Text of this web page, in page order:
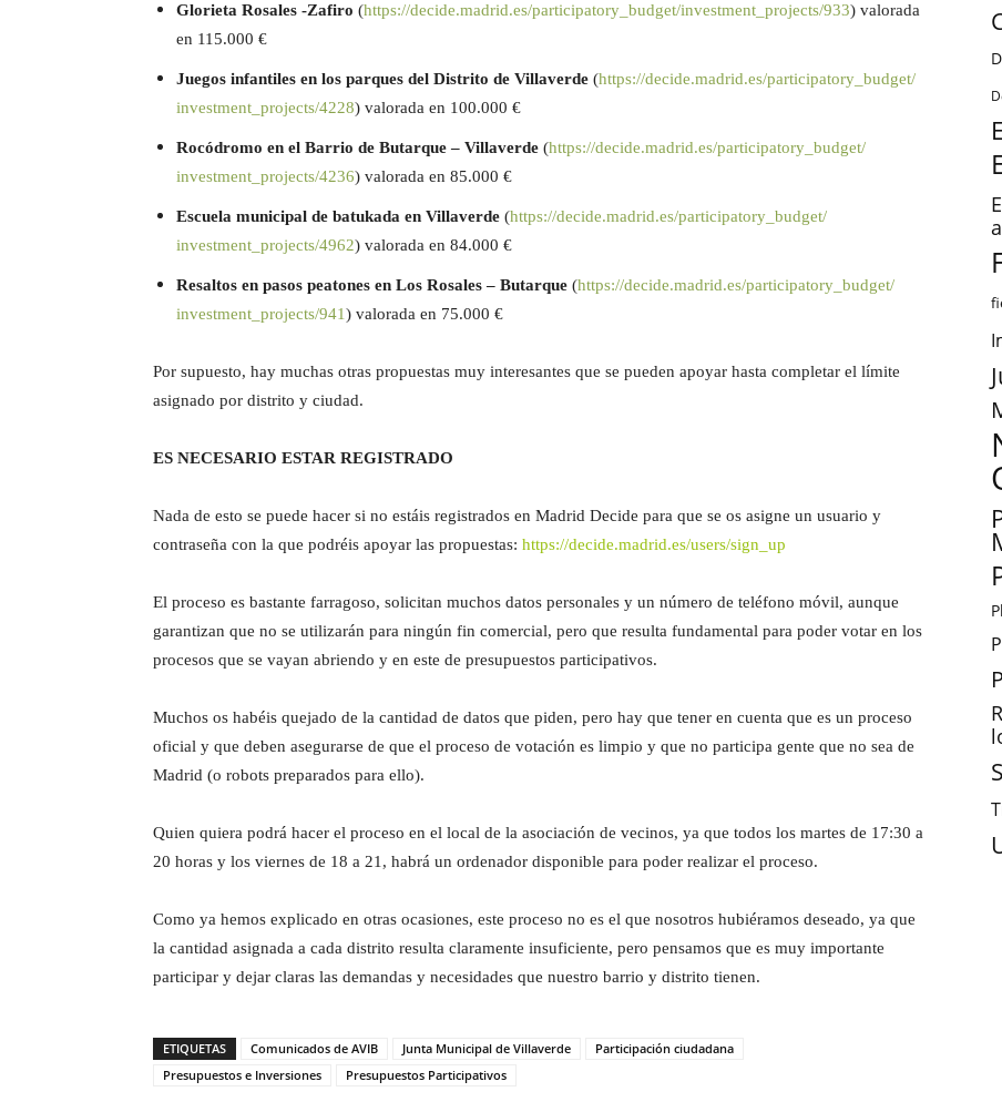
Glorieta Rosales -Zafiro (https://decide.madrid.es/participatory_budget/investment_projects/933) valorada
en 115.000 €
Juegos infantiles en los parques del Distrito de Villaverde (https://decide.madrid.es/participatory_budget/
investment_projects/4228) valorada en 100.000 €
Rocódromo en el Barrio de Butarque – Villaverde (https://decide.madrid.es/participatory_budget/
investment_projects/4236) valorada en 85.000 €
Escuela municipal de batukada en Villaverde (https://decide.madrid.es/participatory_budget/
investment_projects/4962) valorada en 84.000 €
Resaltos en pasos peatones en Los Rosales – Butarque (https://decide.madrid.es/participatory_budget/
investment_projects/941) valorada en 75.000 €
Por supuesto, hay muchas otras propuestas muy interesantes que se pueden apoyar hasta completar el límite
asignado por distrito y ciudad.
ES NECESARIO ESTAR REGISTRADO
Nada de esto se puede hacer si no estáis registrados en Madrid Decide para que se os asigne un usuario y
contraseña con la que podréis apoyar las propuestas: https://decide.madrid.es/users/sign_up
El proceso es bastante farragoso, solicitan muchos datos personales y un número de teléfono móvil, aunque
garantizan que no se utilizarán para ningún fin comercial, pero que resulta fundamental para poder votar en los
procesos que se vayan abriendo y en este de presupuestos participativos.
Muchos os habéis quejado de la cantidad de datos que piden, pero hay que tener en cuenta que es un proceso
oficial y que deben asegurarse de que el proceso de votación es limpio y que no participa gente que no sea de
Madrid (o robots preparados para ello).
Quien quiera podrá hacer el proceso en el local de la asociación de vecinos, ya que todos los martes de 17:30 a
20 horas y los viernes de 18 a 21, habrá un ordenador disponible para poder realizar el proceso.
Como ya hemos explicado en otras ocasiones, este proceso no es el que nosotros hubiéramos deseado, ya que
la cantidad asignada a cada distrito resulta claramente insuficiente, pero pensamos que es muy importante
participar y dejar claras las demandas y necesidades que nuestro barrio y distrito tienen.
ETIQUETAS Comunicados de AVIB Junta Municipal de Villaverde
Participación ciudadana
Presupuestos e Inversiones
Presupuestos Participativos